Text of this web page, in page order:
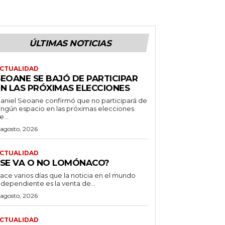
ÚLTIMAS NOTICIAS
SE BAJÓ DE PARTICIPAR
LAS PRÓXIMAS ELECCIONES
Seoane confirmó que no participará de
espacio en las próximas elecciones
2026
VA O NO LOMÓNACO?
varios días que la noticia en el mundo
es la venta de...
2026